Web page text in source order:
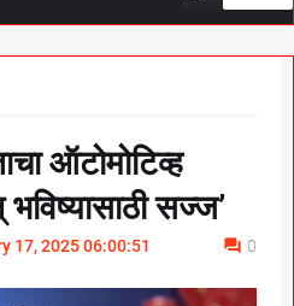
ऑटोमोटिव्ह
सज्ज’
17, 2025 06:00:51 0